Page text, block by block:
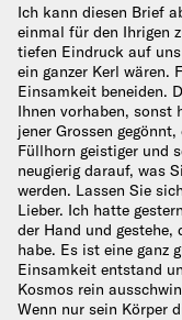
Ich kann diesen Brief
einmal für den Ihrigen
tiefen Eindruck auf
ein ganzer Kerl wären.
Einsamkeit beneiden.
Ihnen vorhaben, sonst
jener Grossen
Füllhorn geistiger und
neugierig darauf, was
werden. Lassen Sie
Lieber. Ich hatte
der Hand und gestehe,
habe. Es ist eine ganz
Einsamkeit entstand
Kosmos rein
Wenn nur sein Körper